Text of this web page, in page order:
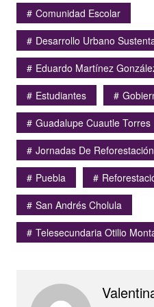
Comunidad Escolar
Desarrollo Urbano
Eduardo Martínez
Estudiantes
Guadalupe Cuautle Torres
Jornadas De Reforestación
Puebla
San Andrés Cholula
Telesecundaria Otilio